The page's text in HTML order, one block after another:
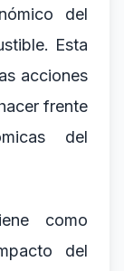
del
Esta
acciones
frente
del
como
del